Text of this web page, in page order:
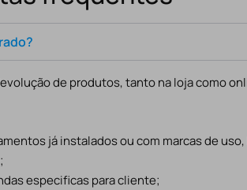
de produtos, tanto na loja como
já instalados ou com marcas de
especificas para cliente;